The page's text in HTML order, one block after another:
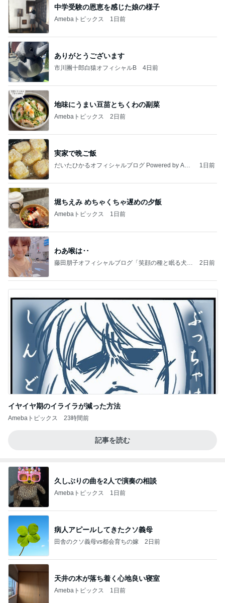
中学受験の恩恵を感じた娘の様子
Amebaトピックス 1日前
ありがとうございます
市川團十郎白猿オフィシャルB 4日前
地味にうまい豆苗とちくわの副菜
Amebaトピックス 2日前
実家で晩ご飯
だいたひかるオフィシャルブログ Powered by Ame
1日前
堀ちえみ めちゃくちゃ遅めの夕飯
Amebaトピックス 1日前
わあ喉は‥
藤田朋子オフィシャルブログ「笑顔の種と眠る犬」
2日前
イヤイヤ期のイライラが減った方法
Amebaトピックス 23時間前
記事を読む
久しぶりの曲を2人で演奏の相談
Amebaトピックス 1日前
病人アピールしてきたクソ義母
田舎のクソ義母vs都会育ちの嫁 2日前
天井の木が落ち着く心地良い寝室
Amebaトピックス 1日前